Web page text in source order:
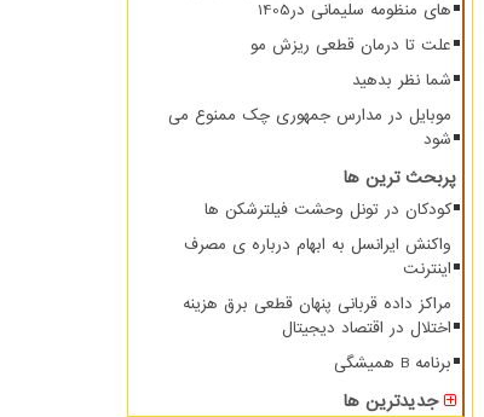
های منظومه سلیمانی در1405
علت تا درمان قطعی ریزش مو
شما نظر بدهید
موبایل در مدارس جمهوری چک ممنوع می
شود
پربحث ترین ها
کودکان در تونل وحشت فیلترشکن ها
واکنش ایرانسل به ابهام درباره ی مصرف
اینترنت
مراکز داده قربانی پنهان قطعی برق هزینه
اختلال در اقتصاد دیجیتال
برنامه B همیشگی
جدیدترین ها